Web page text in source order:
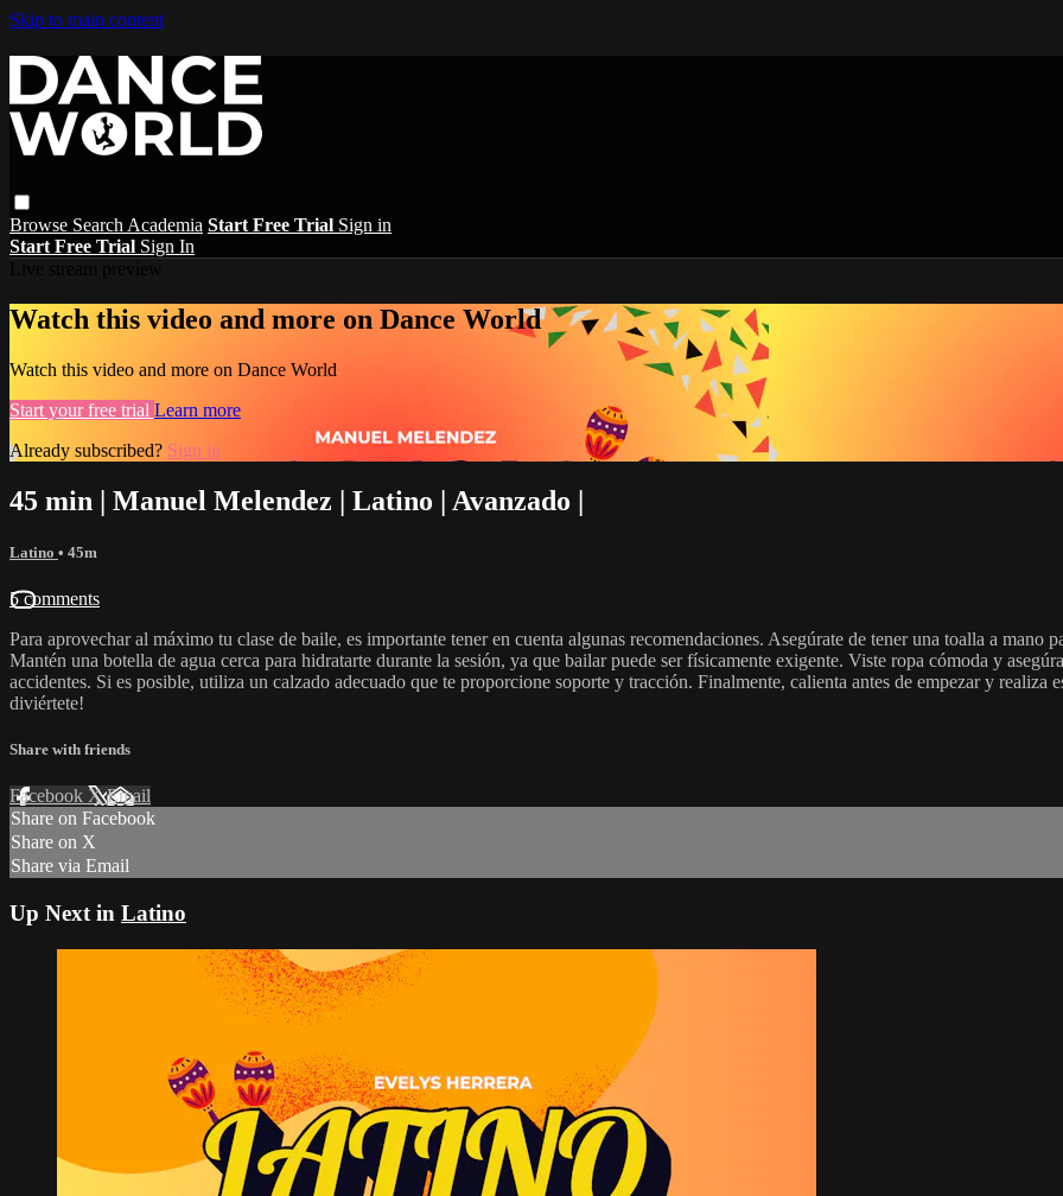
Skip to main content
Browse Search Academia Start Free Trial Sign in
Start Free Trial Sign In
Watch this video and more on Dance World
Watch this video and more on Dance World
Start your free trial Learn more
Already subscribed? Sign in
45 min | Manuel Melendez | Latino | Avanzado |
Latino • 45m
5 comments
Para aprovechar al máximo tu clase de baile, es importante tener en cuenta algunas recomendaciones. Asegúrate de tener una toalla a mano
Mantén una botella de agua cerca para hidratarte durante la sesión, ya que bailar puede ser físicamente exigente. Viste ropa cómoda y
accidentes. Si es posible, utiliza un calzado adecuado que te proporcione soporte y tracción. Finalmente, calienta antes de empezar y
diviértete!
Share with friends
Facebook XEmail
Share on Facebook
Share on X
Share via Email
Up Next in Latino